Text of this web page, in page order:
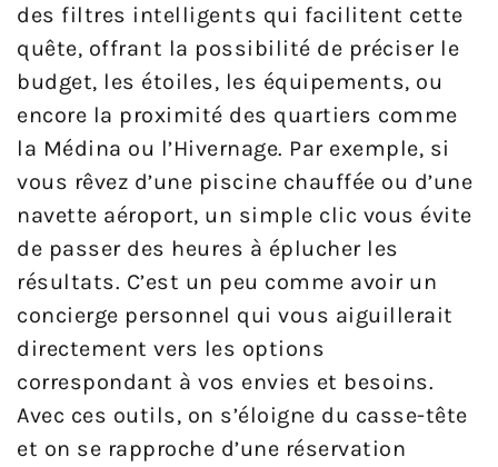
des filtres intelligents qui facilitent cette
quête, offrant la possibilité de préciser le
budget, les étoiles, les équipements, ou
encore la proximité des quartiers comme
la Médina ou l’Hivernage. Par exemple, si
vous rêvez d’une piscine chauffée ou d’une
navette aéroport, un simple clic vous évite
de passer des heures à éplucher les
résultats. C’est un peu comme avoir un
concierge personnel qui vous aiguillerait
directement vers les options
correspondant à vos envies et besoins.
Avec ces outils, on s’éloigne du casse-tête
et on se rapproche d’une réservation